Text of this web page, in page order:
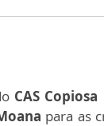
CAS
para as